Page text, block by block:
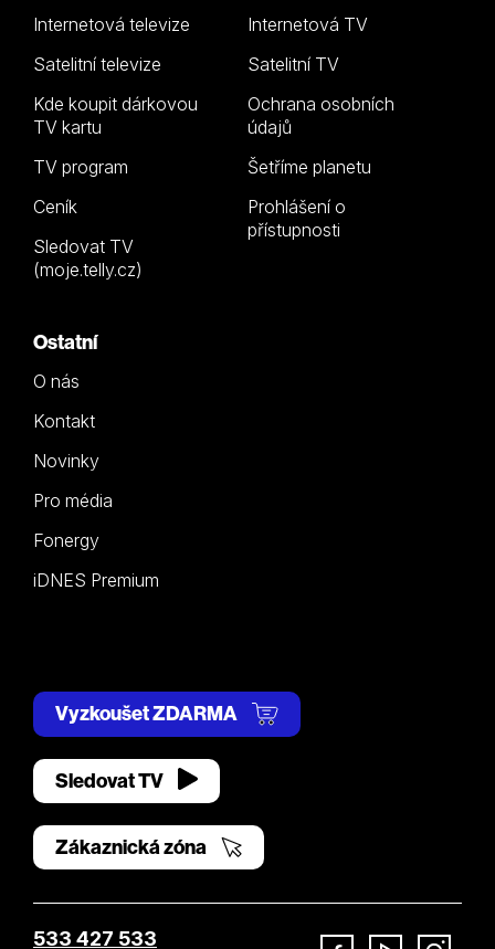
Internetová televize
Satelitní televize
Kde koupit dárkovou
TV kartu
TV program
Ceník
Sledovat TV
(moje.telly.cz)
Internetová TV
Satelitní TV
Ochrana osobních
údajů
Šetříme planetu
Prohlášení o
přístupnosti
Ostatní
O nás
Kontakt
Novinky
Pro média
Fonergy
iDNES Premium
Vyzkoušet ZDARMA
Sledovat TV
Zákaznická zóna
533 427 533